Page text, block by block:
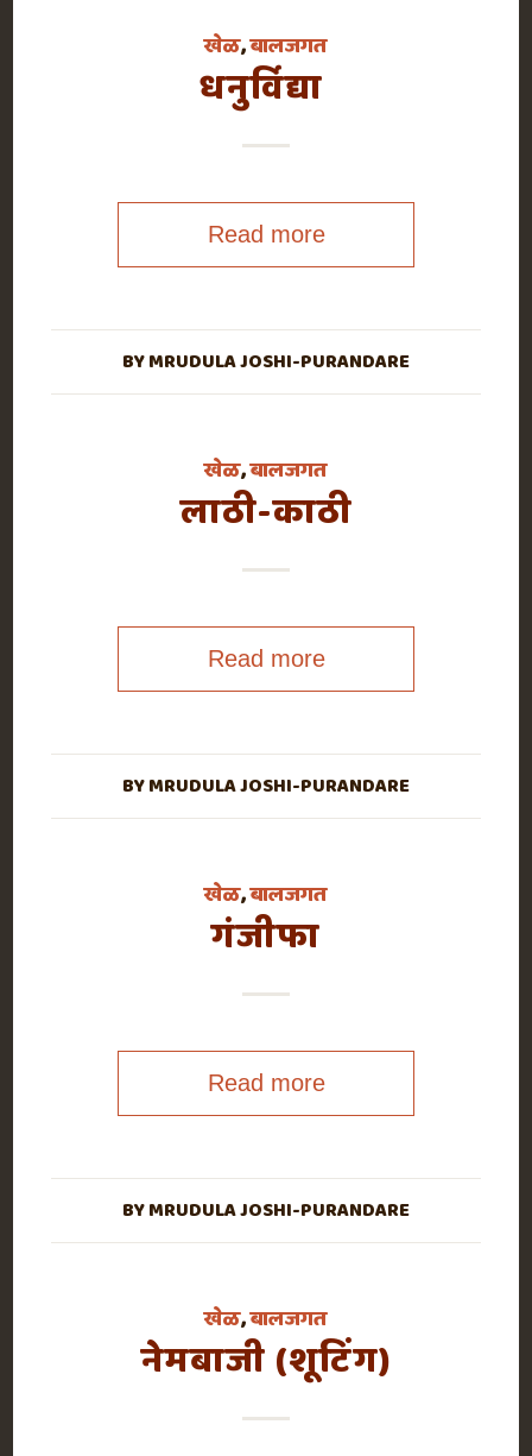
खेळ,बालजगत
धनुर्विद्या
Read more
BYMRUDULA JOSHI-PURANDARE
खेळ,बालजगत
लाठी-काठी
Read more
BYMRUDULA JOSHI-PURANDARE
खेळ,बालजगत
गंजीफा
Read more
BYMRUDULA JOSHI-PURANDARE
खेळ,बालजगत
नेमबाजी (शूटिंग)